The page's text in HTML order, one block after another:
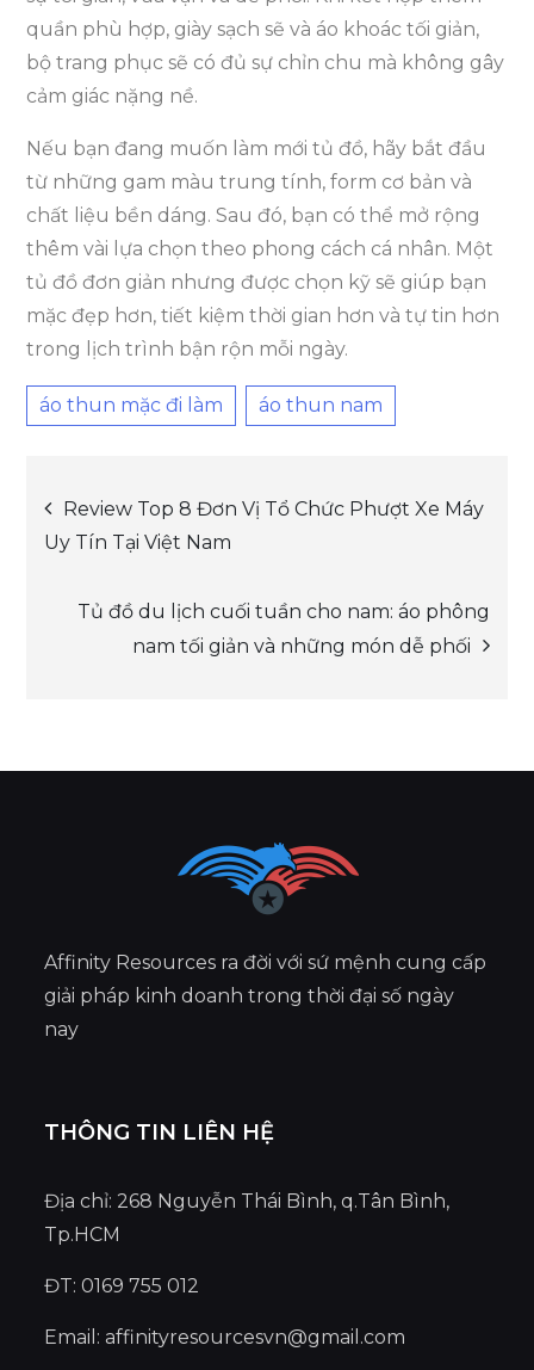
quần phù hợp, giày sạch sẽ và áo khoác tối giản,
bộ trang phục sẽ có đủ sự chỉn chu mà không gây
cảm giác nặng nề.
Nếu bạn đang muốn làm mới tủ đồ, hãy bắt đầu
từ những gam màu trung tính, form cơ bản và
chất liệu bền dáng. Sau đó, bạn có thể mở rộng
thêm vài lựa chọn theo phong cách cá nhân. Một
tủ đồ đơn giản nhưng được chọn kỹ sẽ giúp bạn
mặc đẹp hơn, tiết kiệm thời gian hơn và tự tin hơn
trong lịch trình bận rộn mỗi ngày.
áo thun mặc đi làm áo thun nam
Post
navigation
Review Top 8 Đơn Vị Tổ Chức Phượt Xe Máy
Uy Tín Tại Việt Nam
Tủ đồ du lịch cuối tuần cho nam: áo phông
nam tối giản và những món dễ phối
Affinity Resources ra đời với sứ mệnh cung cấp
giải pháp kinh doanh trong thời đại số ngày
nay
THÔNG TIN LIÊN HỆ
Địa chỉ: 268 Nguyễn Thái Bình, q.Tân Bình,
Tp.HCM
ĐT: 0169 755 012
Email:affinityresourcesvn@gmail.com